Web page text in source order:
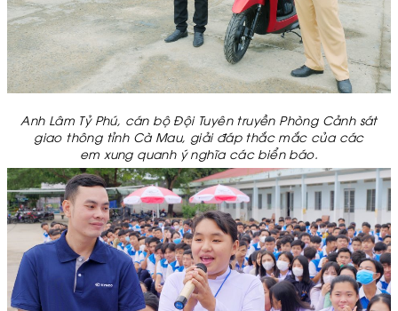
Anh Lâm Tỷ Phú, cán bộ Đội Tuyên truyền Phòng Cảnh sát
giao thông tỉnh Cà Mau, giải đáp thắc mắc của các
em xung quanh ý nghĩa các biển báo.